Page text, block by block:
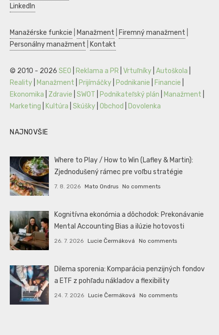
LinkedIn
Manažérske funkcie Manažment Firemný manažment
Personálny manažment
Kontakt
© 2010 - 2026 SEO Reklama a PR Vrtuľníky Autoškola
Reality
Manažment Prijímáčky Podnikanie Financie
Ekonomika
Zdravie SWOT Podnikateľský plán Manažment
Marketing
Kultúra Skúšky Obchod Dovolenka
NAJNOVŠIE
Where to Play / How to Win (Lafley & Martin):
Zjednodušený rámec pre voľbu stratégie
7. 8. 2026 Mato Ondrus No comments
Kognitívna ekonómia a dôchodok: Prekonávanie
Mental Accounting Bias a ilúzie hotovosti
26. 7. 2026 Lucie Čermáková No comments
Dilema sporenia: Komparácia penzijných fondov
a ETF z pohľadu nákladov a flexibility
24. 7. 2026 Lucie Čermáková No comments